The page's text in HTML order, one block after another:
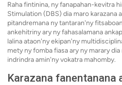
Raha fintinina, ny fanapahan-kevitra
Stimulation (DBS) dia maro karazana
pitandremana ny tantaran'ny
ankehitriny ary ny fahasalamana
lalina ataon'ny ekipan'ny
mety ny fomba fiasa ary ny marary
indrindra amin'ny vokatra mahomby.
Karazana fanentanana